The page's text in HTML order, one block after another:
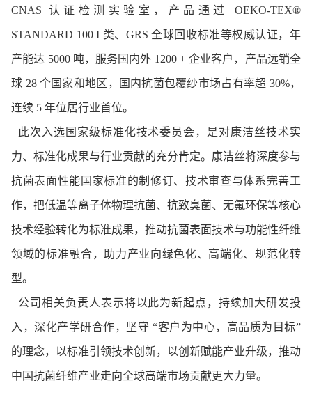
CNAS 认证检测实验室，产品通过 OEKO-TEX®
STANDARD 100 I 类、GRS 全球回收标准等权威认证，年
产能达 5000 吨，服务国内外 1200 + 企业客户，产品远销全
球 28 个国家和地区，国内抗菌包覆纱市场占有率超 30%，
连续 5 年位居行业首位。
此次入选国家级标准化技术委员会，是对康洁丝技术实
力、标准化成果与行业贡献的充分肯定。康洁丝将深度参与
抗菌表面性能国家标准的制修订、技术审查与体系完善工
作，把低温等离子体物理抗菌、抗致臭菌、无氟环保等核心
技术经验转化为标准成果，推动抗菌表面技术与功能性纤维
领域的标准融合，助力产业向绿色化、高端化、规范化转
型。
公司相关负责人表示将以此为新起点，持续加大研发投
入，深化产学研合作，坚守 “客户为中心，高品质为目标”
的理念，以标准引领技术创新，以创新赋能产业升级，推动
中国抗菌纤维产业走向全球高端市场贡献更大力量。